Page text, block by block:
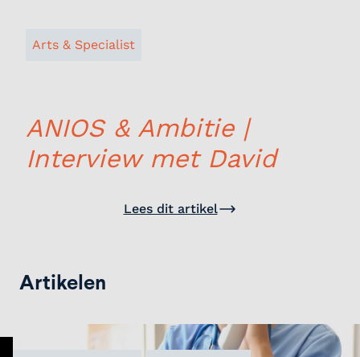
Arts & Specialist
ANIOS & Ambitie |
Interview met David
Lees dit artikel
Artikelen